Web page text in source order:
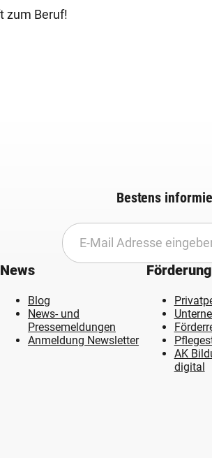
zum Beruf!
Bestens
News
Blog
News- und
Pressemeldungen
Anmeldung Newsletter
AK
digital